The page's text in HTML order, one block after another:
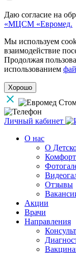
Даю согласие на
«МЦСМ «Евромед.
Мы используем
взаимодействие
Продолжая
использованием
Хорошо
Личный кабинет
О нас
О
Отзывы
Акции
Врачи
Направления